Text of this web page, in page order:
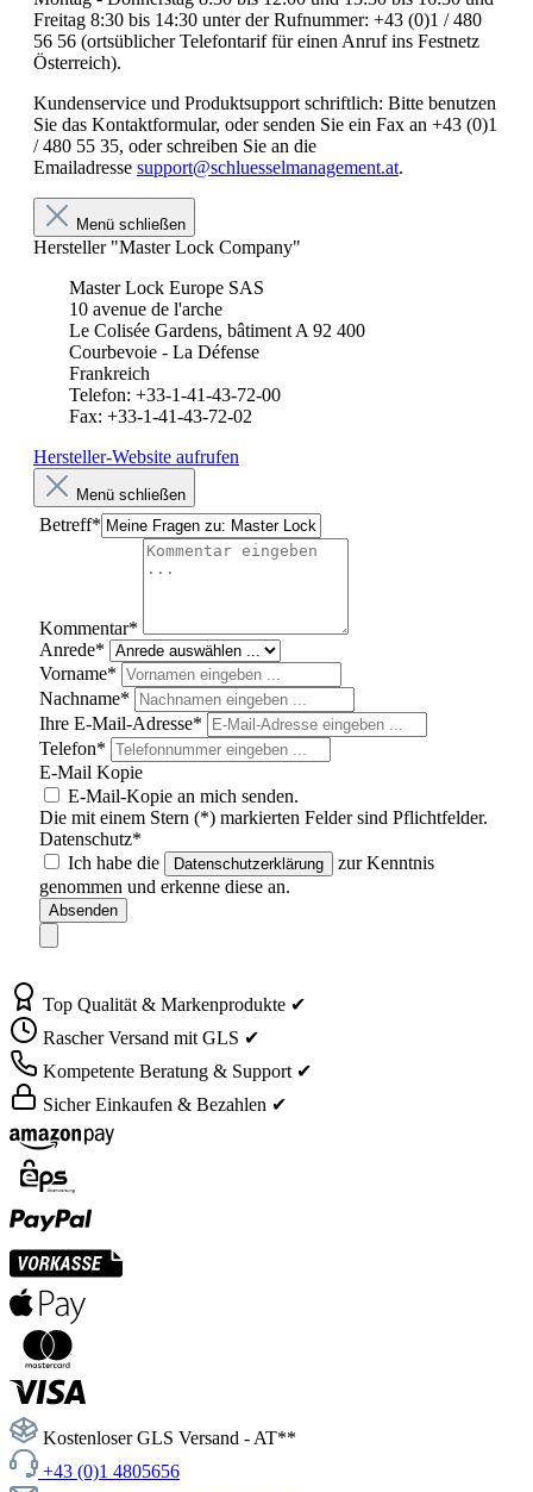
Freitag 8:30 bis 14:30 unter der Rufnummer: +43 (0)1 / 480
56 56 (ortsüblicher Telefontarif für einen Anruf ins Festnetz
Österreich).
Kundenservice und Produktsupport schriftlich: Bitte benutzen
Sie das Kontaktformular, oder senden Sie ein Fax an +43 (0)1
/ 480 55 35, oder schreiben Sie an die
Emailadresse support@schluesselmanagement.at.
Menü schließen
Hersteller "Master Lock Company"
Master Lock Europe SAS
10 avenue de l'arche
Le Colisée Gardens, bâtiment A 92 400
Courbevoie - La Défense
Frankreich
Telefon: +33-1-41-43-72-00
Fax: +33-1-41-43-72-02
Hersteller-Website aufrufen
Menü schließen
Betreff*
Kommentar*
Anrede*
Vorname*
Nachname*
Ihre E-Mail-Adresse*
Telefon*
E-Mail Kopie
E-Mail-Kopie an mich senden.
Die mit einem Stern (*) markierten Felder sind Pflichtfelder.
Datenschutz*
Ich habe die
Datenschutzerklärung
zur Kenntnis
genommen und erkenne diese an.
Absenden
Top Qualität & Markenprodukte ✔
Rascher Versand mit GLS ✔
Kompetente Beratung & Support ✔
Sicher Einkaufen & Bezahlen ✔
Kostenloser GLS Versand - AT**
+43 (0)1 4805656